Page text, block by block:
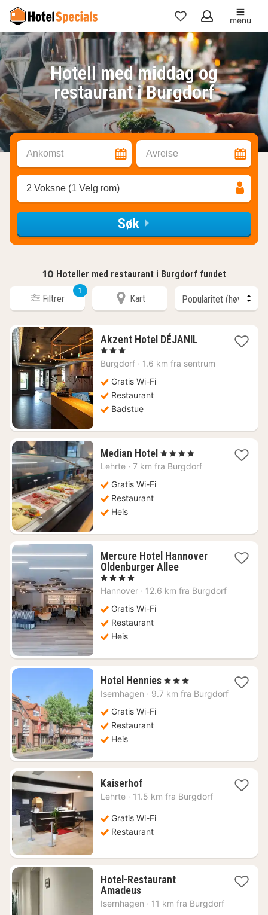
Mine
favoritter
menu
Hotell med middag og
restaurant i Burgdorf
Ankomst Avreise
2 Voksne (1 Velg rom)
Søk
10 Hoteller med restaurant i Burgdorf fundet
Filtrer
1
Kart
Akzent Hotel DÉJANIL
fra
, 3 Stjerner
Burgdorf · 1.6 km fra sentrum
Gratis Wi-Fi
Restaurant
Badstue
Median Hotel 1
natt
, 4 Stjerner
Lehrte · 7 km fra Burgdorf
Gratis Wi-Fi
Restaurant
Heis
Mercure Hotel Hannover
Oldenburger Allee1
fra
, 4 Stjerner
Hannover · 12.6 km fra Burgdorf
Gratis Wi-Fi
Restaurant
Heis
Hotel Hennies1
natt
, 3 Stjerner
Isernhagen · 9.7 km fra Burgdorf
Gratis Wi-Fi
Restaurant
Heis
Kaiserhof1
natt
853
Lehrte · 11.5 km fra Burgdorf
Gratis Wi-Fi
Restaurant
Hotel-Restaurant
Amadeus1
natt
Isernhagen · 11 km fra Burgdorf